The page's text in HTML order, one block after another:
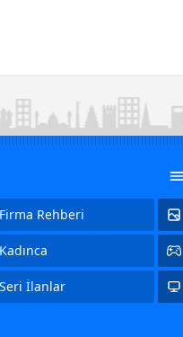
Firma Rehberi
Kadınca
Seri İlanlar